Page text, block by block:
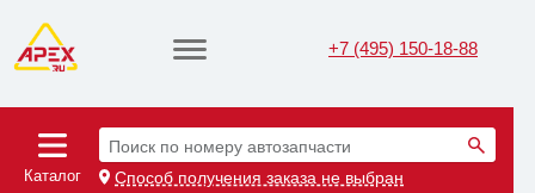
+7 (495) 150-18-88
Каталог
Поиск по номеру автозапчасти
Способ получения заказа не выбран